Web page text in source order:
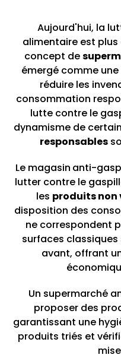
Aujourd'hui, la
alimentaire est
concept de
émergé comme
réduire les
consommation
lutte contre le
dynamisme de
responsables
Le magasin anti-
lutter contre le
les produits non
disposition des
ne correspondent
surfaces
avant, offrant
Un supermarché
proposer des
garantissant une
produits triés et